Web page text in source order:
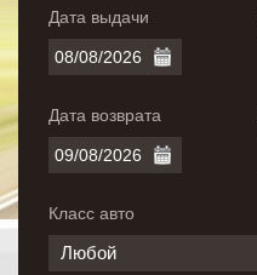
Дата выдачи
Дата возврата
Класс авто
Любой